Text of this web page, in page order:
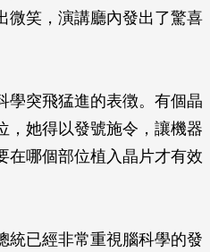
微笑，演講廳內發出了驚喜
學突飛猛進的表徴。有個晶
，她得以發號施令，讓機器
在哪個部位植入晶片才有效
統已經非常重視腦科學的發